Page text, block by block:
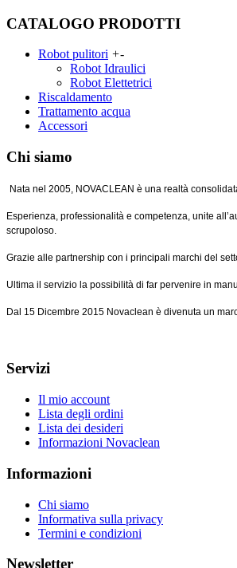
CATALOGO PRODOTTI
Robot pulitori +-
Robot Idraulici
Robot Elettetrici
Riscaldamento
Trattamento acqua
Accessori
Chi siamo
Nata nel 2005, NOVACLEAN è una realtà
Esperienza, professionalità e competenza, unite
scrupoloso.
Grazie alle partnership con i principali marchi del
Ultima il servizio la possibilità di far pervenire in
Dal 15 Dicembre 2015 Novaclean è divenuta un
Servizi
Il mio account
Lista degli ordini
Lista dei desideri
Informazioni Novaclean
Informazioni
Chi siamo
Informativa sulla privacy
Termini e condizioni
Newsletter